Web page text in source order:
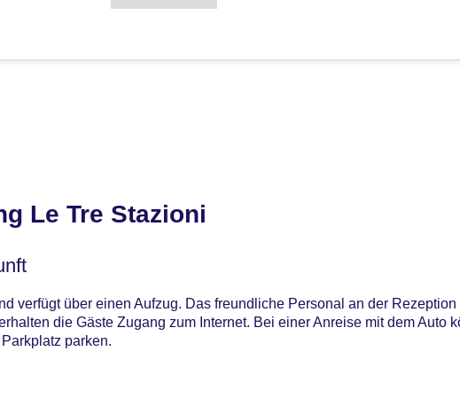
Le Tre Stazioni
verfügt über einen Aufzug. Das freundliche Personal an der
die Gäste Zugang zum Internet. Bei einer Anreise mit dem Auto
parken.